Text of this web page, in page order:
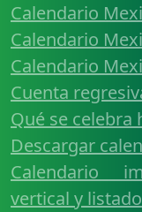
Calendario
Calendario
Calendario
Cuenta
Qué se celebra
Descargar
Calendario
vertical y listado